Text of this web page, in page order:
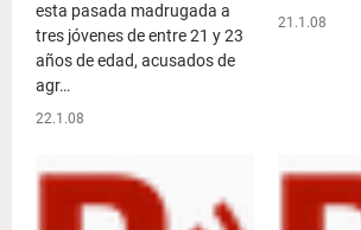
esta pasada madrugada a
tres jóvenes de entre 21 y 23
años de edad, acusados de
agr…
22.1.08
21.1.08